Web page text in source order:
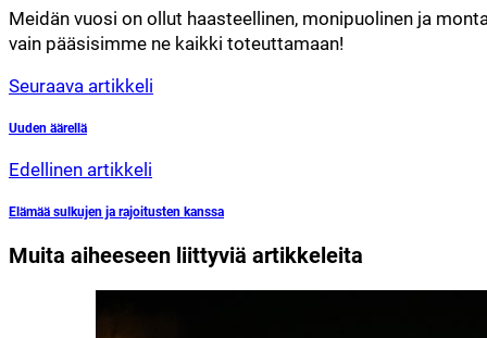
Meidän vuosi on ollut haasteellinen, monipuolinen ja
vain pääsisimme ne kaikki toteuttamaan!
Seuraava artikkeli
Uuden äärellä
Edellinen artikkeli
Elämää sulkujen ja rajoitusten kanssa
Muita aiheeseen liittyviä artikkeleita